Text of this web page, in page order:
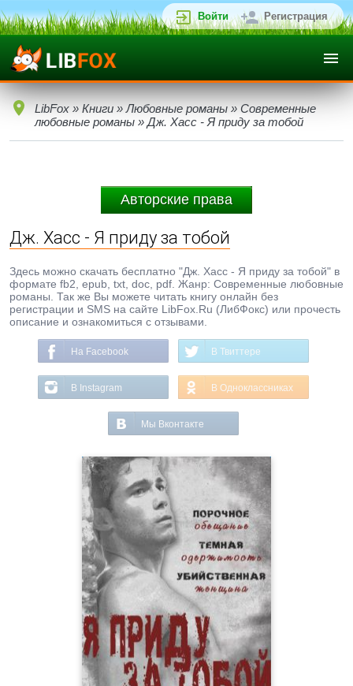
Войти Регистрация
LibFox » Книги » Любовные романы » Современные
любовные романы » Дж. Хасс - Я приду за тобой
Авторские права
Дж. Хасс - Я приду за тобой
Здесь можно скачать бесплатно "Дж. Хасс - Я приду за тобой" в
формате fb2, epub, txt, doc, pdf. Жанр: Современные любовные
романы. Так же Вы можете читать книгу онлайн без
регистрации и SMS на сайте LibFox.Ru (ЛибФокс) или прочесть
описание и ознакомиться с отзывами.
На Facebook В Твиттере
В Instagram В Одноклассниках
Мы Вконтакте